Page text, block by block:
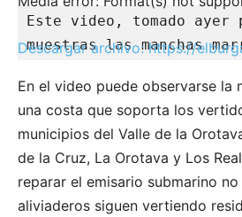
Descargar archivo: https://
00:00
Este video, tomado ayer
muestras las manchas
En el video puede observarse la
una costa que soporta los
municipios del Valle de la
de la Cruz, La Orotava y Los
reparar el emisario submarino
aliviaderos siguen vertiendo